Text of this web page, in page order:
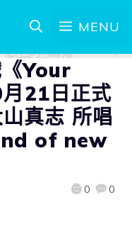
MENU
Your
21日正式
真志 所唱
of new
0 0